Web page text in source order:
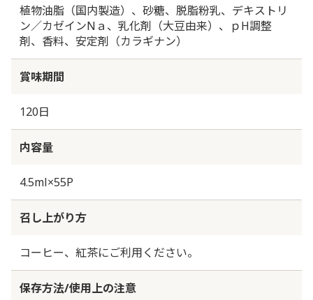
植物油脂（国内製造）、砂糖、脱脂粉乳、デキストリ
ン／カゼインNａ、乳化剤（大豆由来）、ｐH調整
剤、香料、安定剤（カラギナン）
賞味期間
120日
内容量
4.5ml×55P
召し上がり方
コーヒー、紅茶にご利用ください。
保存方法/使用上の注意